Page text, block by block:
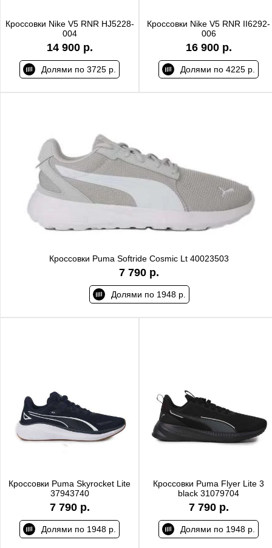
Кроссовки Nike V5 RNR HJ5228-
004
14 900 р.
Долями по 3725 р.
Кроссовки Nike V5 RNR II6292-
006
16 900 р.
Долями по 4225 р.
Кроссовки Puma Softride Cosmic Lt 40023503
7 790 р.
Долями по 1948 р.
Кроссовки Puma Skyrocket Lite
37943740
7 790 р.
Долями по 1948 р.
Кроссовки Puma Flyer Lite 3
black 31079704
7 790 р.
Долями по 1948 р.